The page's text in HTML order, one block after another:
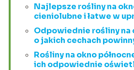
Najlepsze rośliny na
cieniolubne i łatwe w
Odpowiednie rośliny na
o jakich cechach
Rośliny na okno
ich odpowiednie